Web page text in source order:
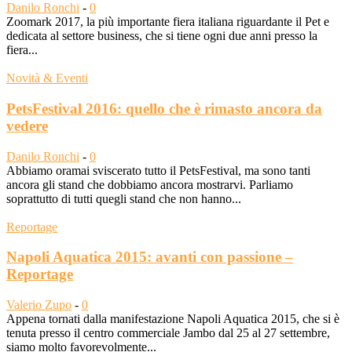
Danilo Ronchi - 0
Zoomark 2017, la più importante fiera italiana riguardante il Pet e
dedicata al settore business, che si tiene ogni due anni presso la
fiera...
Novità & Eventi
PetsFestival 2016: quello che è rimasto ancora da
vedere
Danilo Ronchi - 0
Abbiamo oramai sviscerato tutto il PetsFestival, ma sono tanti
ancora gli stand che dobbiamo ancora mostrarvi. Parliamo
soprattutto di tutti quegli stand che non hanno...
Reportage
Napoli Aquatica 2015: avanti con passione –
Reportage
Valerio Zupo - 0
Appena tornati dalla manifestazione Napoli Aquatica 2015, che si è
tenuta presso il centro commerciale Jambo dal 25 al 27 settembre,
siamo molto favorevolmente...